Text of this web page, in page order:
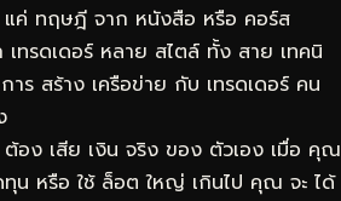
แค่ ทฤษฎี จาก หนังสือ หรือ คอร์ส
ทรดเดอร์ หลาย สไตล์ ทั้ง สาย เทคนิ
ร สร้าง เครือข่าย กับ เทรดเดอร์ คน
อง เสีย เงิน จริง ของ ตัวเอง เมื่อ คุณ
ทุน หรือ ใช้ ล็อต ใหญ่ เกินไป คุณ จะ ได้